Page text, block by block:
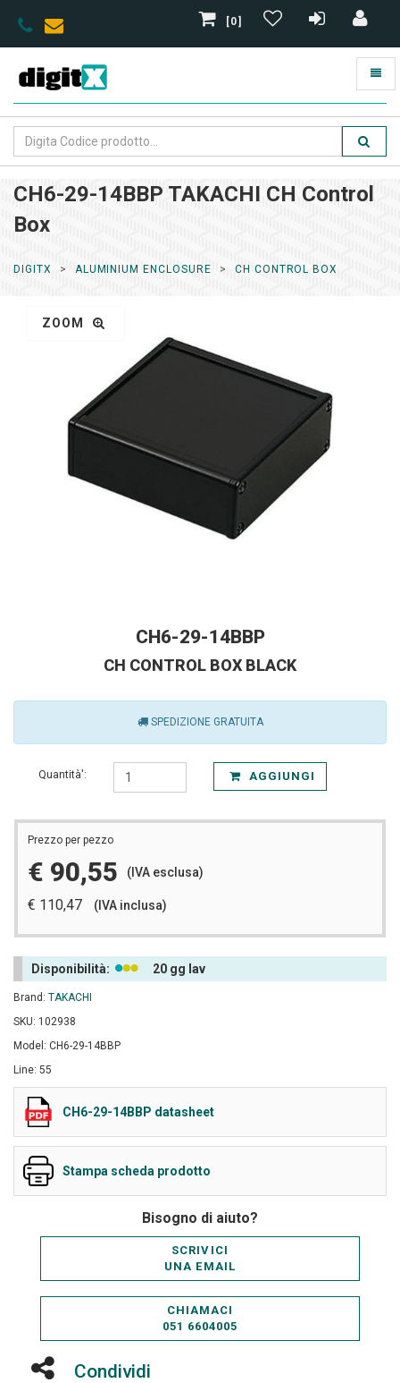
[0]
CH6-29-14BBP TAKACHI CH Control
Box
DIGITX ALUMINIUM ENCLOSURE CH CONTROL BOX
ZOOM
CH6-29-14BBP
CH CONTROL BOX BLACK
SPEDIZIONE GRATUITA
Quantità': AGGIUNGI
Prezzo per pezzo
€ 90,55 (IVA esclusa)
€ 110,47 (IVA inclusa)
Disponibilità: 20 gg lav
Brand: TAKACHI
SKU: 102938
Model: CH6-29-14BBP
Line: 55
CH6-29-14BBP datasheet
Stampa scheda prodotto
Bisogno di aiuto?
SCRIVICI
UNA EMAIL
CHIAMACI
051 6604005
Condividi